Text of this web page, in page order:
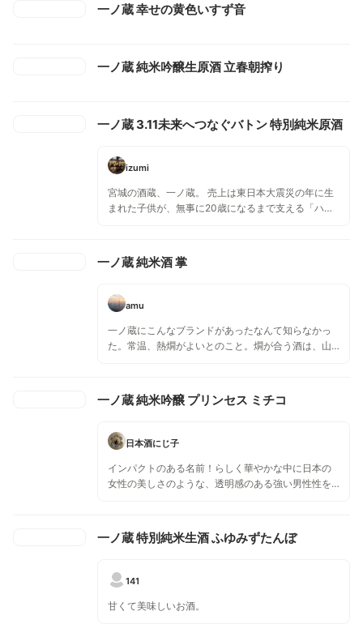
一ノ蔵 幸せの黄色いすず音
一ノ蔵 純米吟醸生原酒 立春朝搾り
一ノ蔵 3.11未来へつなぐバトン 特別純米原酒
izumi
宮城の酒蔵、一ノ蔵。 売上は東日本大震災の年に生
まれた子供が、無事に20歳になるまで支える「ハタ
一ノ蔵 純米酒 掌
amu
一ノ蔵にこんなブランドがあったなんて知らなかっ
た。常温、熱燗がよいとのこと。燗が合う酒は、山
ていてまろやかな感じ。
一ノ蔵 純米吟醸 プリンセス ミチコ
日本酒にじ子
インパクトのある名前！らしく華やかな中に日本の
女性の美しさのような、透明感のある強い男性性を
ただく仙台牛が合わせて好みです。 美空ひばりさん
の愛燦燦が頭の中で流れました。
一ノ蔵 特別純米生酒 ふゆみずたんぼ
141
甘くて美味しいお酒。